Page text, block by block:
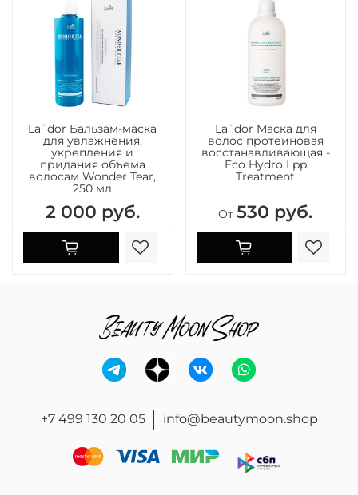
La`dor Бальзам-маска
для увлажнения,
укрепления и
придания объема
волосам Wonder Tear,
250 мл
2 000 руб.
La`dor Маска для
волос протеиновая
восстанавливающая -
Eco Hydro Lpp
Treatment
От 530 руб.
+7 499 130 20 05 info@beautymoon.shop